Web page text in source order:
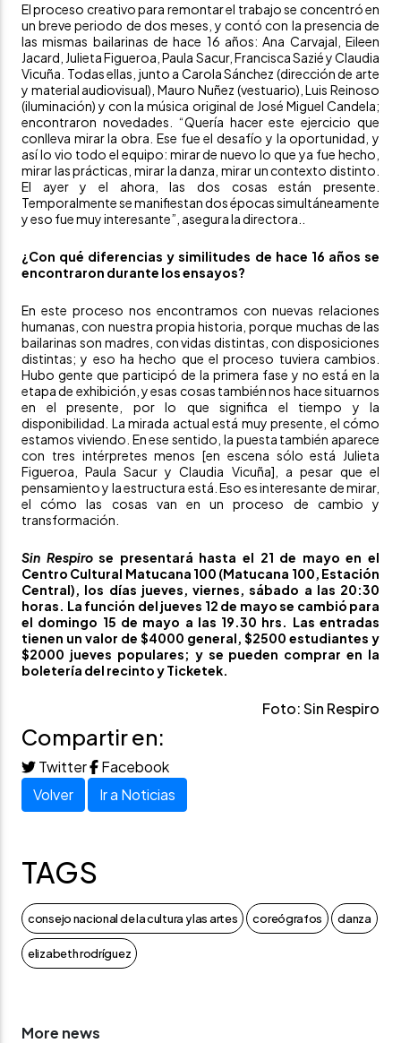
El proceso creativo para remontar el trabajo se concentró en
un breve periodo de dos meses, y contó con la presencia de
las mismas bailarinas de hace 16 años: Ana Carvajal, Eileen
Jacard, Julieta Figueroa, Paula Sacur, Francisca Sazié y Claudia
Vicuña. Todas ellas, junto a Carola Sánchez (dirección de arte
y material audiovisual), Mauro Nuñez (vestuario), Luis Reinoso
(iluminación) y con la música original de José Miguel Candela;
encontraron novedades. “Quería hacer este ejercicio que
conlleva mirar la obra. Ese fue el desafío y la oportunidad, y
así lo vio todo el equipo: mirar de nuevo lo que ya fue hecho,
mirar las prácticas, mirar la danza, mirar un contexto distinto.
El ayer y el ahora, las dos cosas están presente.
Temporalmente se manifiestan dos épocas simultáneamente
y eso fue muy interesante”, asegura la directora..
¿Con qué diferencias y similitudes de hace 16 años se
encontraron durante los ensayos?
En este proceso nos encontramos con nuevas relaciones
humanas, con nuestra propia historia, porque muchas de las
bailarinas son madres, con vidas distintas, con disposiciones
distintas; y eso ha hecho que el proceso tuviera cambios.
Hubo gente que participó de la primera fase y no está en la
etapa de exhibición, y esas cosas también nos hace situarnos
en el presente, por lo que significa el tiempo y la
disponibilidad. La mirada actual está muy presente, el cómo
estamos viviendo. En ese sentido, la puesta también aparece
con tres intérpretes menos [en escena sólo está Julieta
Figueroa, Paula Sacur y Claudia Vicuña], a pesar que el
pensamiento y la estructura está. Eso es interesante de mirar,
el cómo las cosas van en un proceso de cambio y
transformación.
Sin Respirose presentará hasta el 21 de mayo en el
Centro Cultural Matucana 100 (Matucana 100, Estación
Central), los días jueves, viernes, sábado a las 20:30
horas. La función del jueves 12 de mayo se cambió para
el domingo 15 de mayo a las 19.30 hrs. Las entradas
tienen un valor de $4000 general, $2500 estudiantes y
$2000 jueves populares; y se pueden comprar en la
boletería del recintoyTicketek.
Foto: Sin Respiro
Compartir en:
Twitter
Facebook
Volver
Ir a Noticias
TAGS
consejo nacional de la cultura y las artes coreógrafos danza
elizabeth rodríguez
More news